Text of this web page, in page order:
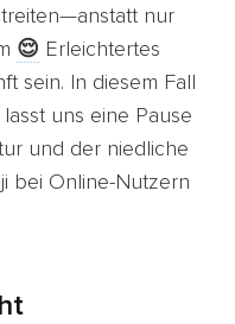
nur
😌 Erleichtertes
sein. In diesem Fall
uns eine Pause
und der niedliche
bei Online-Nutzern